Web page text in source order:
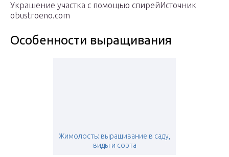
Украшение участка с помощью спирейИсточник
obustroeno.com
Особенности выращивания
Жимолость: выращивание в саду,
виды и сорта